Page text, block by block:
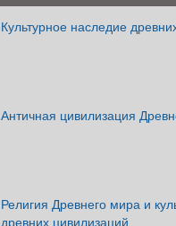
Культурное наследие
Античная цивилизация
Религия Древнего мира и
древних цивилизаций